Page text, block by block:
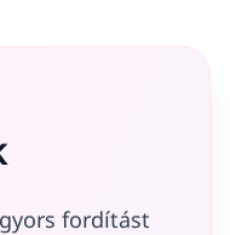
fordítást